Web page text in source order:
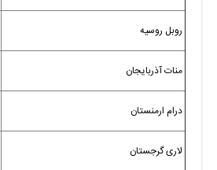
روبل روسیه
منات آذربایجان
درام ارمنستان
لاری گرجستان